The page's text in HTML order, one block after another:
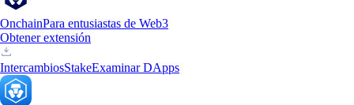
OnchainPara entusiastas de Web3
Obtener extensión
IntercambiosStakeExaminar DApps